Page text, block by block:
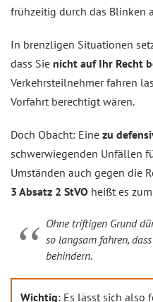
frühzeitig durch das Blinken
In brenzligen Situationen
dass Sie nicht auf Ihr Recht
Verkehrsteilnehmer fahren
Vorfahrt berechtigt wären.
Doch Obacht: Eine zu
schwerwiegenden Unfällen
Umständen auch gegen die
3 Absatz 2 StVO heißt es
Ohne triftigen Grund
so langsam fahren,
behindern.
Wichtig: Es lässt sich also